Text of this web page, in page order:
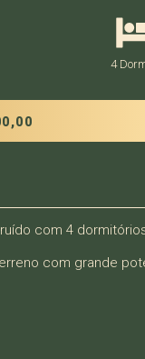
4
com 4
com grande